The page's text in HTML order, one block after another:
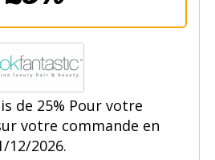
de 25% Pour votre
votre commande en
12/2026.